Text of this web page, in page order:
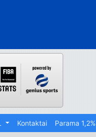
Kontaktai Parama 1,2%